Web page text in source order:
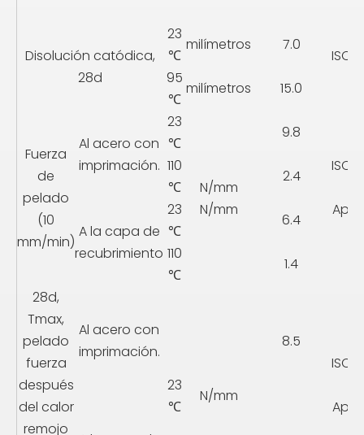
Disolución catódica,
28d
23
℃
milímetros 7.0
95
℃
milímetros 15.0
Fuerza
de
pelado
(10
mm/min)
Al acero con
imprimación.
23
℃
N/mm
N/mm
9.8
110
℃
2.4
A la capa de
recubrimiento
23
℃
6.4
110
℃
1.4
28d,
Tmax,
pelado
fuerza
después
del calor
remojo
Al acero con
imprimación.
23
℃
N/mm
8.5